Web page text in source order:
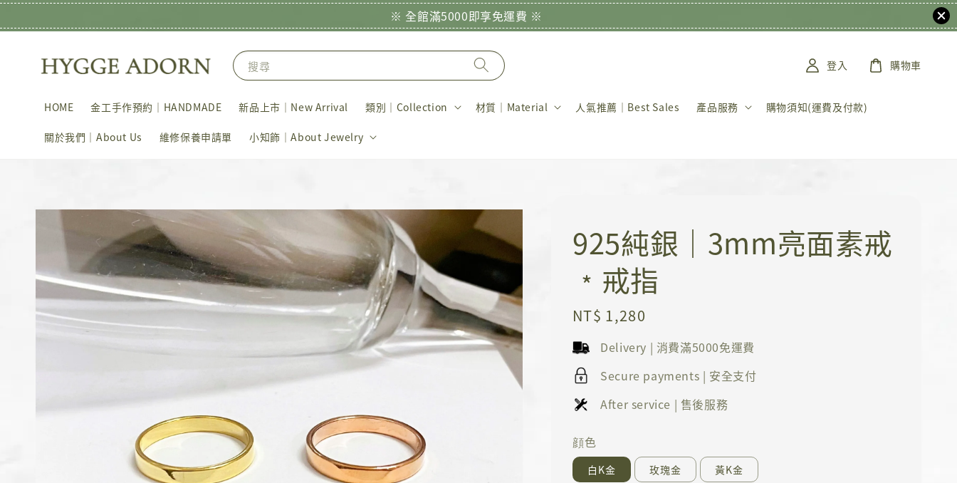
※ 全館滿5000即享免運費 ※
搜尋
HOME 金工手作預約｜HANDMADE 新品上市｜New Arrival 類別｜Collection 材質｜Material 人氣推薦｜Best Sales 產品服務 購物須知(運費及付款)
關於我們｜About Us 維修保養申請單 小知飾｜About Jewelry
登入 購物車
925純銀｜3mm亮面素戒
﹡戒指
Regular
price
NT$ 1,280
Delivery | 消費滿5000免運費
Secure payments | 安全支付
After service | 售後服務
顔色
白K金 玫瑰金 黃K金